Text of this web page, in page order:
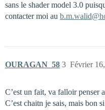
sans le shader model 3.0
contacter moi au
OURAGAN_58 Février
3
C’est un fait, va falloir penser
C’est chaitn je sais, mais bon